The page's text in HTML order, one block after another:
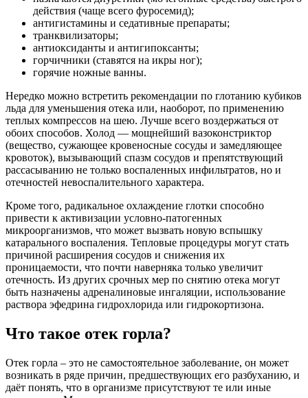
действия (чаще всего фуросемид);
антигистамины и седативные препараты;
транквилизаторы;
антиоксиданты и антигипоксанты;
горчичники (ставятся на икры ног);
горячие ножные ванны.
Нередко можно встретить рекомендации по глотанию кубиков
льда для уменьшения отека или, наоборот, по применению
теплых компрессов на шею. Лучше всего воздержаться от
обоих способов. Холод — мощнейший вазоконстриктор
(вещество, сужающее кровеносные сосуды и замедляющее
кровоток), вызывающий спазм сосудов и препятствующий
рассасыванию не только воспаленных инфильтратов, но и
отечностей невоспалительного характера.
Кроме того, радикальное охлаждение глотки способно
привести к активизации условно-патогенных
микроорганизмов, что может вызвать новую вспышку
катарального воспаления. Тепловые процедуры могут стать
причиной расширения сосудов и снижения их
проницаемости, что почти наверняка только увеличит
отечность. Из других срочных мер по снятию отека могут
быть назначены адреналиновые ингаляции, использование
раствора эфедрина гидрохлорида или гидрокортизона.
Что такое отек горла?
Отек горла – это не самостоятельное заболевание, он может
возникать в ряде причин, предшествующих его разбуханию, и
даёт понять, что в организме присутствуют те или иные